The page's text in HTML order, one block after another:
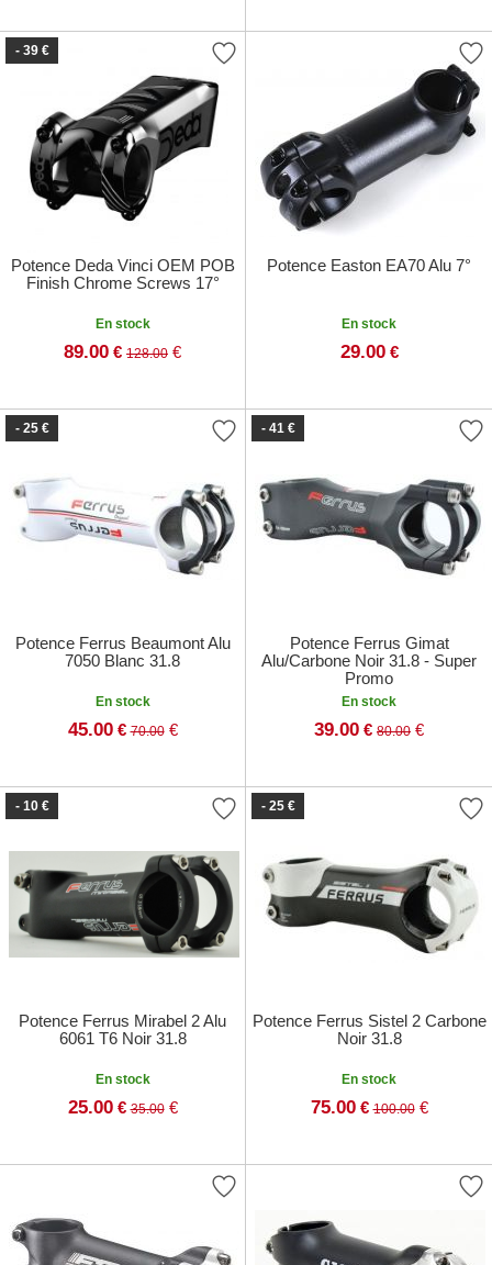
- 39 €
Potence Deda Vinci OEM POB
Finish Chrome Screws 17°
En stock
89.00 € 128.00 €
Potence Easton EA70 Alu 7°
En stock
29.00 €
- 25 €
Potence Ferrus Beaumont Alu
7050 Blanc 31.8
En stock
45.00 € 70.00€
- 41 €
Potence Ferrus Gimat
Alu/Carbone Noir 31.8 - Super
Promo
En stock
39.00 € 80.00 €
- 10 €
Potence Ferrus Mirabel 2 Alu
6061 T6 Noir 31.8
En stock
25.00 € 35.00€
- 25 €
Potence Ferrus Sistel 2 Carbone
Noir 31.8
En stock
75.00 € 100.00€